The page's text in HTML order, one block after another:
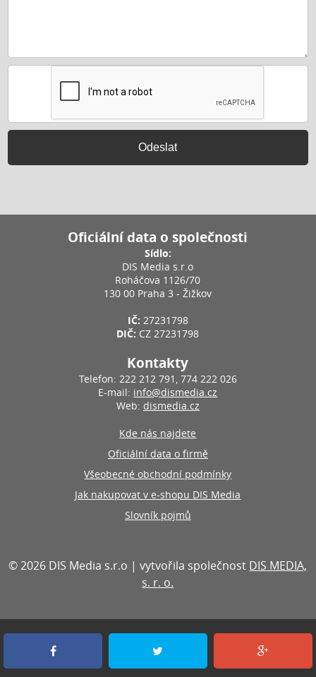
Odeslat
Oficiální data o společnosti
Sídlo:
DIS Media s.r.o
Roháčova 1126/70
130 00 Praha 3 - Žižkov
IČ: 27231798
DIČ: CZ 27231798
Kontakty
Telefon: 222 212 791, 774 222 026
E-mail: info@dismedia.cz
Web: dismedia.cz
Kde nás najdete
Oficiální data o firmě
Všeobecné obchodní podmínky
Jak nakupovat v e-shopu DIS Media
Slovník pojmů
© 2026 DIS Media s.r.o | vytvořila společnost DIS MEDIA,
s. r. o.